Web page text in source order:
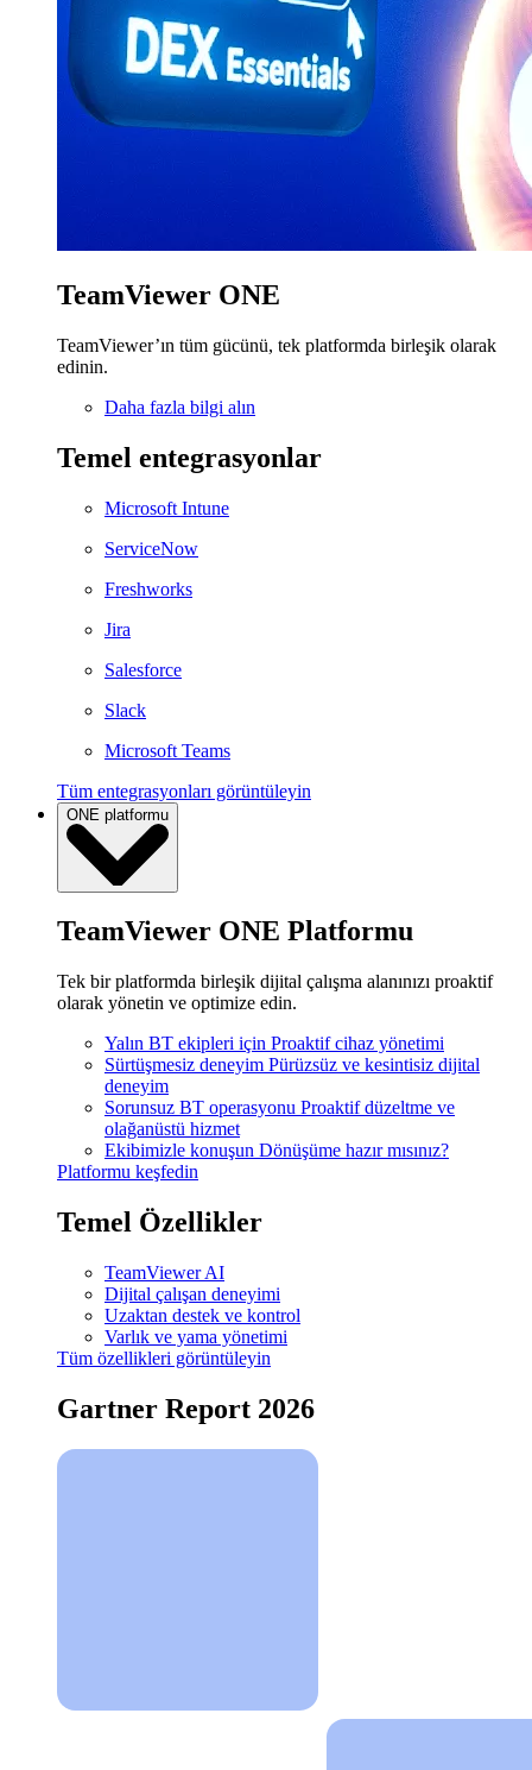
TeamViewer ONE
TeamViewer’ın tüm gücünü, tek platformda birleşik olarak
edinin.
Daha fazla bilgi alın
Temel entegrasyonlar
Microsoft Intune
ServiceNow
Freshworks
Jira
Salesforce
Slack
Microsoft Teams
Tüm entegrasyonları görüntüleyin
ONE platformu
TeamViewer ONE Platformu
Tek bir platformda birleşik dijital çalışma alanınızı proaktif
olarak yönetin ve optimize edin.
Yalın BT ekipleri için Proaktif cihaz yönetimi
Sürtüşmesiz deneyim Pürüzsüz ve kesintisiz dijital
deneyim
Sorunsuz BT operasyonu Proaktif düzeltme ve
olağanüstü hizmet
Ekibimizle konuşun Dönüşüme hazır mısınız?
Platformu keşfedin
Temel Özellikler
TeamViewer AI
Dijital çalışan deneyimi
Uzaktan destek ve kontrol
Varlık ve yama yönetimi
Tüm özellikleri görüntüleyin
Gartner Report 2026